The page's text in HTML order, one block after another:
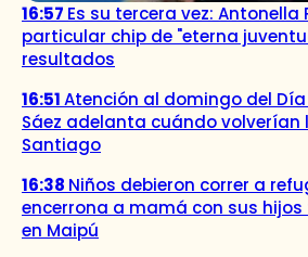
16:57 Es su tercera vez: Antonella
particular chip de "eterna
resultados
16:51Atención al domingo del
Sáez adelanta cuándo volverían
Santiago
16:38 Niños debieron correr a
encerrona a mamá con sus
en Maipú